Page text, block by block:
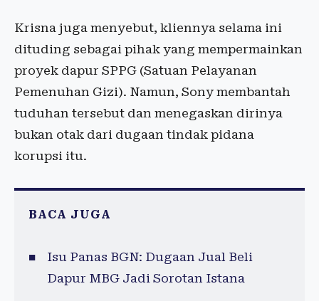
Krisna juga menyebut, kliennya selama ini
dituding sebagai pihak yang mempermainkan
proyek dapur SPPG (Satuan Pelayanan
Pemenuhan Gizi). Namun, Sony membantah
tuduhan tersebut dan menegaskan dirinya
bukan otak dari dugaan tindak pidana
korupsi itu.
BACA JUGA
Isu Panas BGN: Dugaan Jual Beli
Dapur MBG Jadi Sorotan Istana